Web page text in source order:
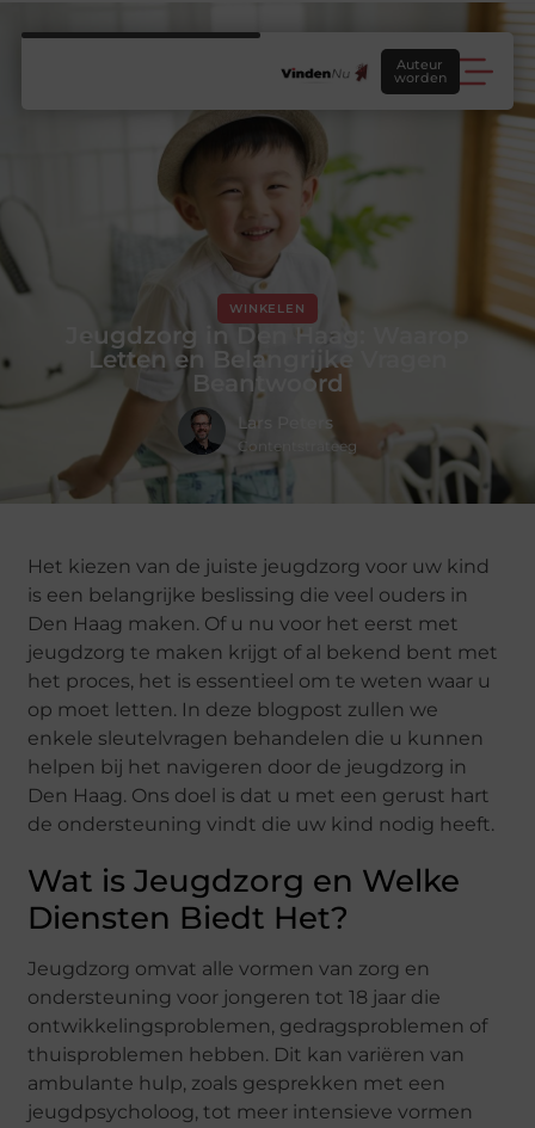
Auteur
worden
WINKELEN
Jeugdzorg in Den Haag: Waarop
Letten en Belangrijke Vragen
Beantwoord
Lars Peters
Contentstrateeg
Het kiezen van de juiste jeugdzorg voor uw kind
is een belangrijke beslissing die veel ouders in
Den Haag maken. Of u nu voor het eerst met
jeugdzorg te maken krijgt of al bekend bent met
het proces, het is essentieel om te weten waar u
op moet letten. In deze blogpost zullen we
enkele sleutelvragen behandelen die u kunnen
helpen bij het navigeren door de jeugdzorg in
Den Haag. Ons doel is dat u met een gerust hart
de ondersteuning vindt die uw kind nodig heeft.
Wat is Jeugdzorg en Welke
Diensten Biedt Het?
Jeugdzorg omvat alle vormen van zorg en
ondersteuning voor jongeren tot 18 jaar die
ontwikkelingsproblemen, gedragsproblemen of
thuisproblemen hebben. Dit kan variëren van
ambulante hulp, zoals gesprekken met een
jeugdpsycholoog, tot meer intensieve vormen